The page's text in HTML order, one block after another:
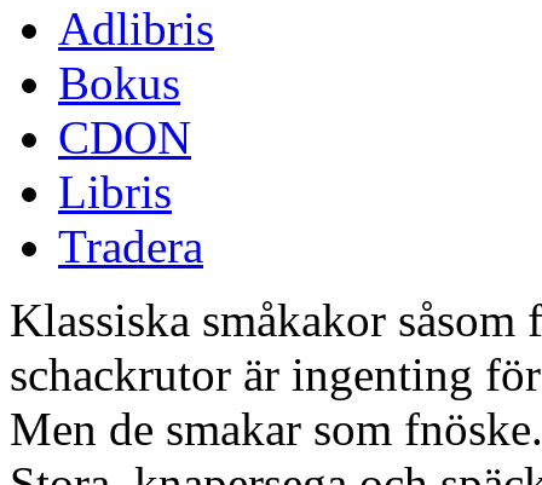
Adlibris
Bokus
CDON
Libris
Tradera
Klassiska småkakor
schackrutor är ingenting
Men de smakar som